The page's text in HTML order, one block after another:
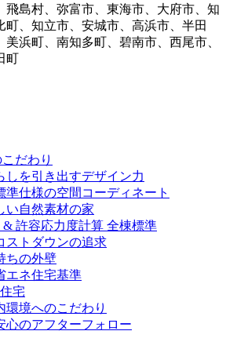
飛島村、弥富市、東海市、大府市、知
町、知立市、安城市、高浜市、半田
浜町、南知多町、碧南市、西尾市、
町
だわり
しを引き出すデザイン力
準仕様の空間コーディネート
い自然素材の家
& 許容応力度計算 全棟標準
ストダウンの追求
ちの外壁
エネ住宅基準
宅
環境へのこだわり
心のアフターフォロー